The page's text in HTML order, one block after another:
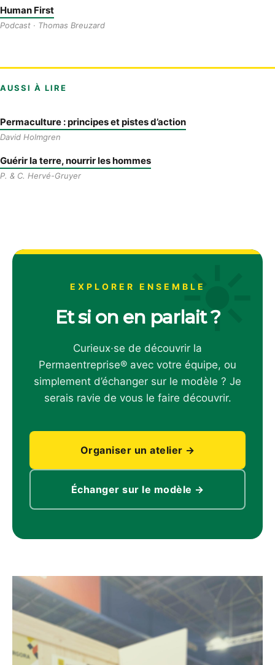
Human First
Podcast · Thomas Breuzard
AUSSI À LIRE
Permaculture : principes et pistes d’action
David Holmgren
Guérir la terre, nourrir les hommes
P. & C. Hervé-Gruyer
☀
EXPLORER ENSEMBLE
Et si on en parlait ?
Curieux·se de découvrir la
Permaentreprise® avec votre équipe, ou
simplement d’échanger sur le modèle ? Je
serais ravie de vous le faire découvrir.
Organiser un atelier →
Échanger sur le modèle →